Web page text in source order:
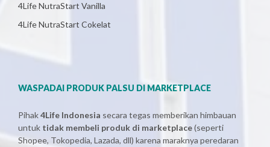
4Life NutraStart Vanilla
4Life NutraStart Cokelat
WASPADAI PRODUK PALSU DI MARKETPLACE
Pihak4Life Indonesia secara tegas memberikan himbauan
untuk tidak membeli produk di marketplace(seperti
Shopee, Tokopedia, Lazada, dll) karena maraknya peredaran